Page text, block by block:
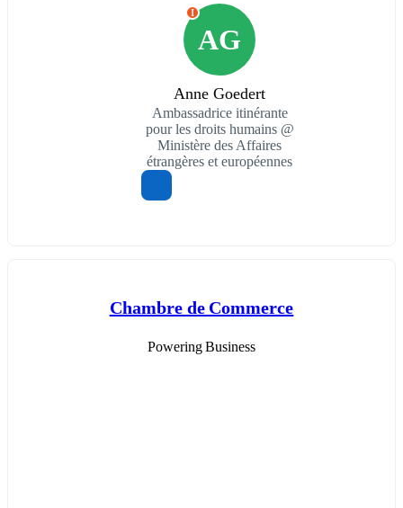
AG
I
Anne Goedert
Ambassadrice itinérante
pour les droits humains @
Ministère des Affaires
étrangères et européennes
Chambre de Commerce
Powering Business